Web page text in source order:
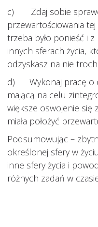
c) Zdaj sobie sprawę
przewartościowania
trzeba było ponieść i
innych sferach życia,
odzyskasz na nie
d) Wykonaj pracę o
mającą na celu
większe oswojenie się
miała położyć
Podsumowując –
określonej sfery w
inne sfery życia i
różnych zadań w